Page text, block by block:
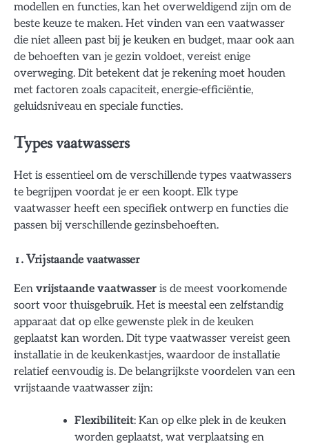
modellen en functies, kan het overweldigend zijn om de
beste keuze te maken. Het vinden van een vaatwasser
die niet alleen past bij je keuken en budget, maar ook aan
de behoeften van je gezin voldoet, vereist enige
overweging. Dit betekent dat je rekening moet houden
met factoren zoals capaciteit, energie-efficiëntie,
geluidsniveau en speciale functies.
Types vaatwassers
Het is essentieel om de verschillende types vaatwassers
te begrijpen voordat je er een koopt. Elk type
vaatwasser heeft een specifiek ontwerp en functies die
passen bij verschillende gezinsbehoeften.
1. Vrijstaande vaatwasser
Een vrijstaande vaatwasser is de meest voorkomende
soort voor thuisgebruik. Het is meestal een zelfstandig
apparaat dat op elke gewenste plek in de keuken
geplaatst kan worden. Dit type vaatwasser vereist geen
installatie in de keukenkastjes, waardoor de installatie
relatief eenvoudig is. De belangrijkste voordelen van een
vrijstaande vaatwasser zijn:
Flexibiliteit: Kan op elke plek in de keuken
worden geplaatst, wat verplaatsing en